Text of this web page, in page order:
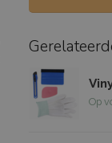
Op